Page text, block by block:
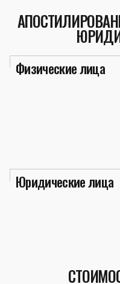
Физические лица
Юридические лица